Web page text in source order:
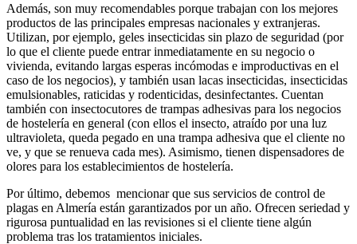
Además, son muy recomendables porque trabajan con los mejores
productos de las principales empresas nacionales y extranjeras.
Utilizan, por ejemplo, geles insecticidas sin plazo de seguridad (por
lo que el cliente puede entrar inmediatamente en su negocio o
vivienda, evitando largas esperas incómodas e improductivas en el
caso de los negocios), y también usan lacas insecticidas, insecticidas
emulsionables, raticidas y rodenticidas, desinfectantes. Cuentan
también con insectocutores de trampas adhesivas para los negocios
de hostelería en general (con ellos el insecto, atraído por una luz
ultravioleta, queda pegado en una trampa adhesiva que el cliente no
ve, y que se renueva cada mes). Asimismo, tienen dispensadores de
olores para los establecimientos de hostelería.
Por último, debemos mencionar que sus servicios de control de
plagas en Almería están garantizados por un año. Ofrecen seriedad y
rigurosa puntualidad en las revisiones si el cliente tiene algún
problema tras los tratamientos iniciales.